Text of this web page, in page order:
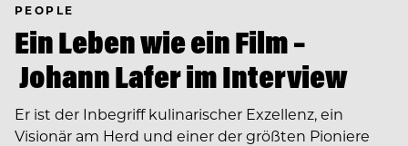
PEOPLE
Ein Leben wie ein Film –
Johann Lafer im Interview
Er ist der Inbegriff kulinarischer Exzellenz, ein
Visionär am Herd und einer der größten Pioniere